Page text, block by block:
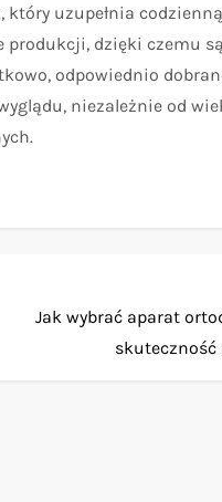
uzupełnia
dzięki czemu
odpowiednio
niezależnie od
Jak wybrać aparat
skuteczność